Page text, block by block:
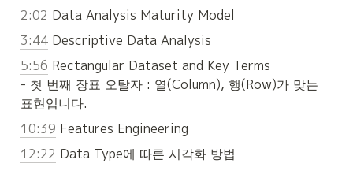
2:02 Data Analysis Maturity Model
3:44 Descriptive Data Analysis
5:56 Rectangular Dataset and Key Terms
- 첫 번째 장표 오탈자 : 열(Column), 행(Row)가 맞는
표현입니다.
10:39 Features Engineering
12:22 Data Type에 따른 시각화 방법